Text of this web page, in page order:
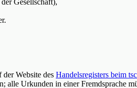
Website des Handelsregisters beim
Urkunden in einer Fremdsprache